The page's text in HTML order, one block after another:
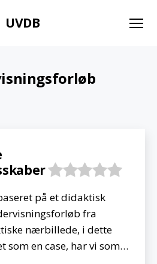
UVDB
på et didaktisk
fra
nærbillede, i dette
en case, har vi som…